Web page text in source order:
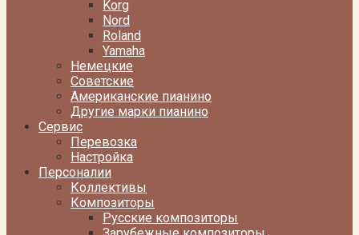
Korg
Nord
Roland
Yamaha
Немецкие
Советские
Американские пианино
Другие марки пианино
Сервис
Перевозка
Настройка
Персоналии
Коллективы
Композиторы
Русские композиторы